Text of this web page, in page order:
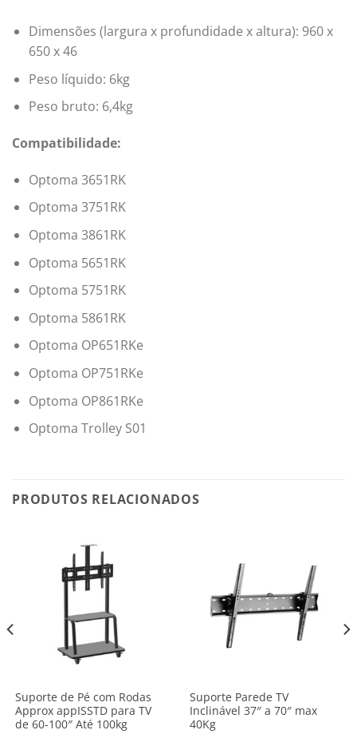
Dimensões (largura x profundidade x altura): 960 x
650 x 46
Peso líquido: 6kg
Peso bruto: 6,4kg
Compatibilidade:
Optoma 3651RK
Optoma 3751RK
Optoma 3861RK
Optoma 5651RK
Optoma 5751RK
Optoma 5861RK
Optoma OP651RKe
Optoma OP751RKe
Optoma OP861RKe
Optoma Trolley S01
PRODUTOS RELACIONADOS
Suporte de Pé com Rodas
Approx appISSTD para TV
de 60-100″ Até 100kg
Suporte Parede TV
Inclinável 37″ a 70″ max
40Kg